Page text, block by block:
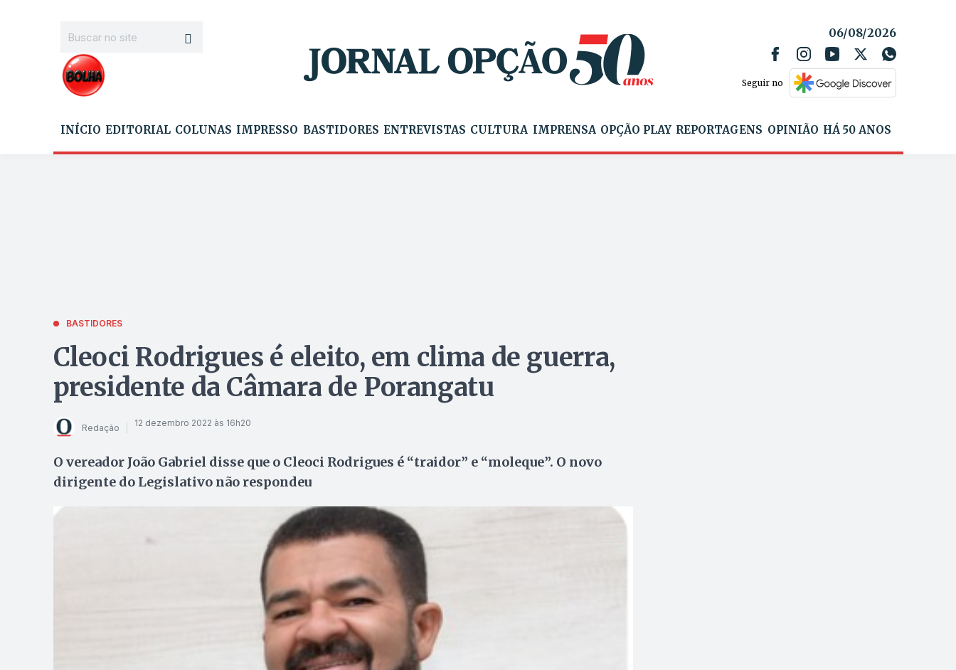
06/08/2026
Seguir no
INÍCIO EDITORIAL COLUNAS IMPRESSO BASTIDORES ENTREVISTAS CULTURA IMPRENSA OPÇÃO PLAY REPORTAGENS OPINIÃO HÁ 50 ANOS
BASTIDORES
Cleoci Rodrigues é eleito, em clima de guerra,
presidente da Câmara de Porangatu
Redação 12 dezembro 2022 às 16h20
O vereador João Gabriel disse que o Cleoci Rodrigues é “traidor” e “moleque”. O novo
dirigente do Legislativo não respondeu